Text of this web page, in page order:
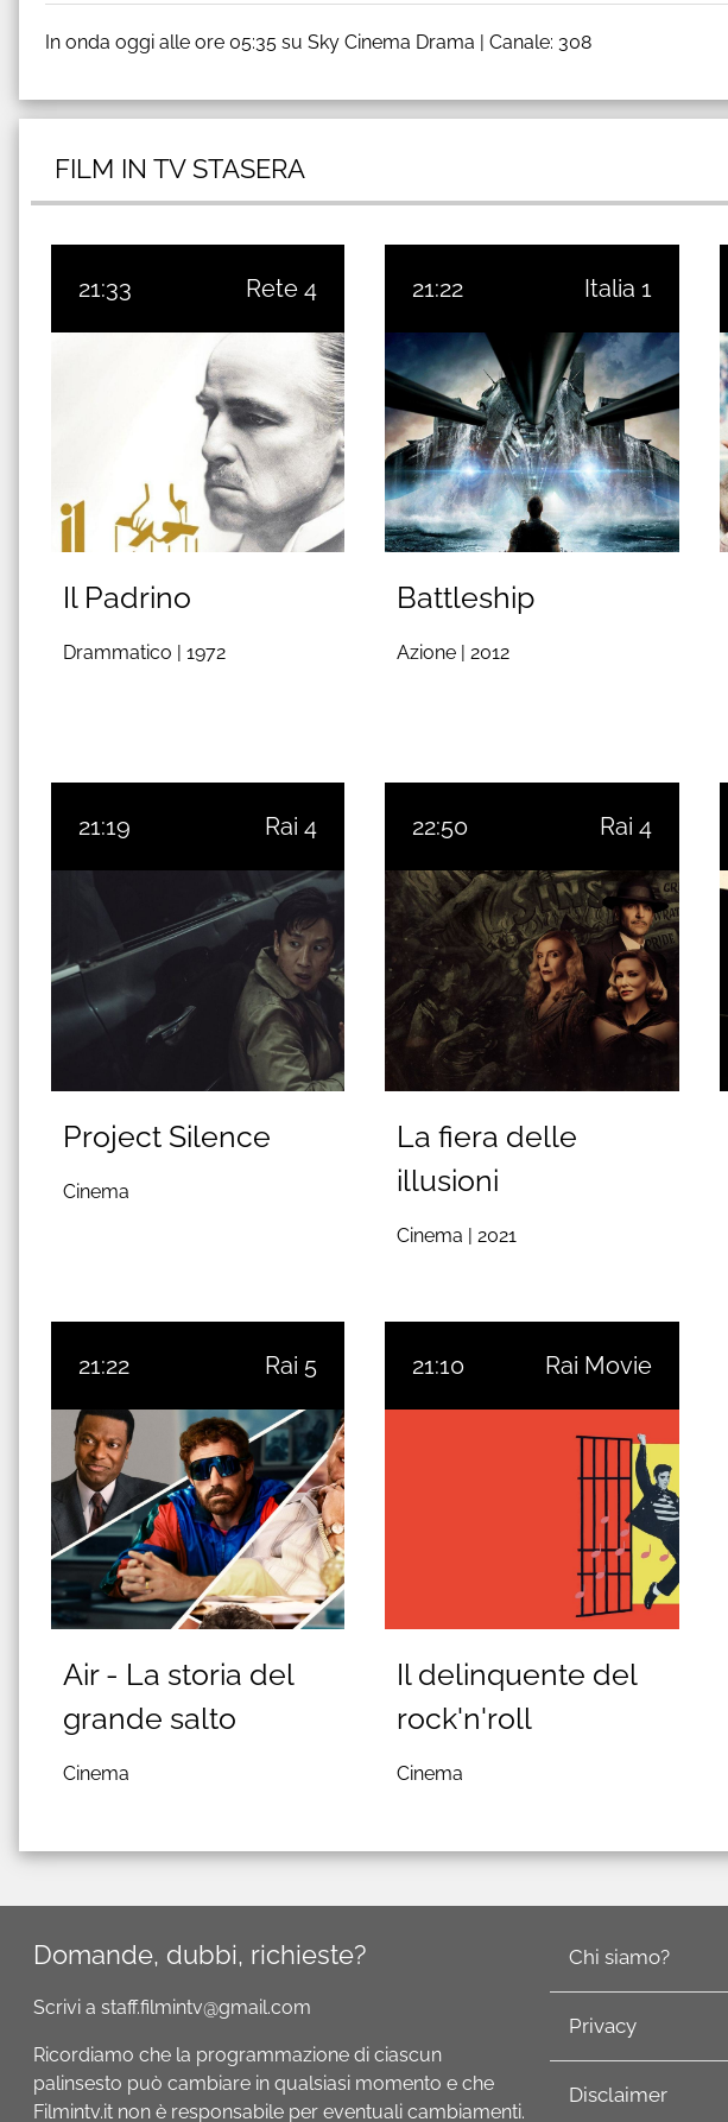
In onda oggi alle ore 05:35 su Sky Cinema Drama | Canale: 308
FILM IN TV STASERA
21:33 Rete 4
Il Padrino
Drammatico | 1972
21:22 Italia 1
Battleship
Azione |2012
21:19 Rai 4
Project Silence
Cinema
22:50 Rai 4
La fiera delle
illusioni
Cinema | 2021
21:22 Rai 5
Air - La storia del
grande salto
Cinema
21:10 Rai Movie
Il delinquente del
rock'n'roll
Cinema
Domande, dubbi, richieste?
Scrivi a staff.filmintv@gmail.com
Ricordiamo che la programmazione di ciascun
palinsesto può cambiare in qualsiasi momento e che
Filmintv.it non è responsabile per eventuali cambiamenti.
Chi siamo?
Privacy
Disclaimer